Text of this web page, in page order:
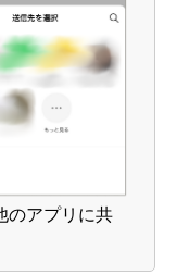
のアプリに共